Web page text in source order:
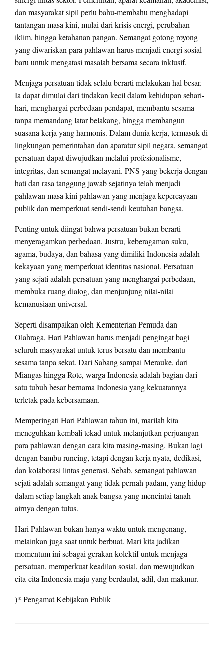
dan masyarakat sipil perlu bahu-membahu menghadapi
tantangan masa kini, mulai dari krisis energi, perubahan
iklim, hingga ketahanan pangan. Semangat gotong royong
yang diwariskan para pahlawan harus menjadi energi sosial
baru untuk mengatasi masalah bersama secara inklusif.
Menjaga persatuan tidak selalu berarti melakukan hal besar.
Ia dapat dimulai dari tindakan kecil dalam kehidupan sehari-
hari, menghargai perbedaan pendapat, membantu sesama
tanpa memandang latar belakang, hingga membangun
suasana kerja yang harmonis. Dalam dunia kerja, termasuk di
lingkungan pemerintahan dan aparatur sipil negara, semangat
persatuan dapat diwujudkan melalui profesionalisme,
integritas, dan semangat melayani. PNS yang bekerja dengan
hati dan rasa tanggung jawab sejatinya telah menjadi
pahlawan masa kini pahlawan yang menjaga kepercayaan
publik dan memperkuat sendi-sendi keutuhan bangsa.
Penting untuk diingat bahwa persatuan bukan berarti
menyeragamkan perbedaan. Justru, keberagaman suku,
agama, budaya, dan bahasa yang dimiliki Indonesia adalah
kekayaan yang memperkuat identitas nasional. Persatuan
yang sejati adalah persatuan yang menghargai perbedaan,
membuka ruang dialog, dan menjunjung nilai-nilai
kemanusiaan universal.
Seperti disampaikan oleh Kementerian Pemuda dan
Olahraga, Hari Pahlawan harus menjadi pengingat bagi
seluruh masyarakat untuk terus bersatu dan membantu
sesama tanpa sekat. Dari Sabang sampai Merauke, dari
Miangas hingga Rote, warga Indonesia adalah bagian dari
satu tubuh besar bernama Indonesia yang kekuatannya
terletak pada kebersamaan.
Memperingati Hari Pahlawan tahun ini, marilah kita
meneguhkan kembali tekad untuk melanjutkan perjuangan
para pahlawan dengan cara kita masing-masing. Bukan lagi
dengan bambu runcing, tetapi dengan kerja nyata, dedikasi,
dan kolaborasi lintas generasi. Sebab, semangat pahlawan
sejati adalah semangat yang tidak pernah padam, yang hidup
dalam setiap langkah anak bangsa yang mencintai tanah
airnya dengan tulus.
Hari Pahlawan bukan hanya waktu untuk mengenang,
melainkan juga saat untuk berbuat. Mari kita jadikan
momentum ini sebagai gerakan kolektif untuk menjaga
persatuan, memperkuat keadilan sosial, dan mewujudkan
cita-cita Indonesia maju yang berdaulat, adil, dan makmur.
)* Pengamat Kebijakan Publik